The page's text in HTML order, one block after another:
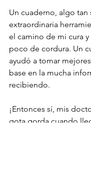
Un cuaderno, algo tan
extraordinaria
el camino de mi cura
poco de cordura. Un
ayudó a tomar
base en la mucha
recibiendo.
¡Entonces sí, mis
gota gorda cuando